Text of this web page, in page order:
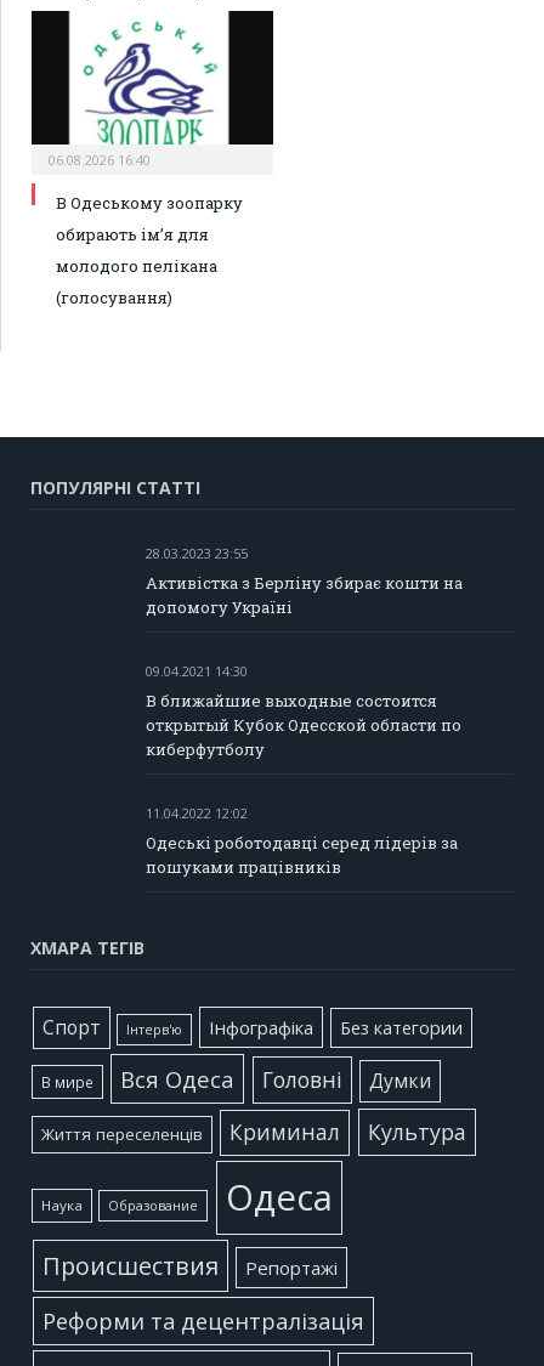
06.08.2026 16:40
В Одеському зоопарку
обирають ім’я для
молодого пелікана
(голосування)
ПОПУЛЯРНІ СТАТТІ
28.03.2023 23:55
Активістка з Берліну збирає кошти на
допомогу Україні
09.04.2021 14:30
В ближайшие выходные состоится
открытый Кубок Одесской области по
киберфутболу
11.04.2022 12:02
Одеські роботодавці серед лідерів за
пошуками працівників
ХМАРА ТЕГІВ
Cпорт Інтерв'ю Інфографіка Без категории
В мире Вся Одеса Головні Думки
Життя переселенців Криминал Культура
Наука Образование Одеса
Происшествия Репортажі
Реформи та децентралізація